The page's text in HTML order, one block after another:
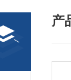
产